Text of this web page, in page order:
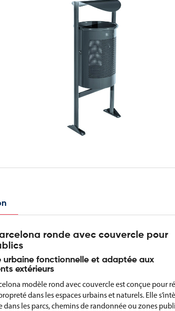
ronde avec couvercle pour
urbaine fonctionnelle et adaptée aux
extérieurs
modèle rond avec couvercle est conçue pour
dans les espaces urbains et naturels. Elle
dans les parcs, chemins de randonnée ou zones